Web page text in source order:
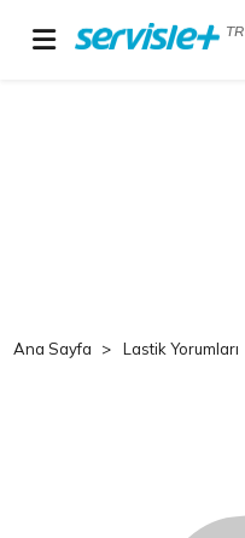
TR
Ana Sayfa Lastik Yorumları